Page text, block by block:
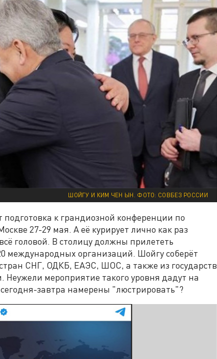
ШОЙГУ И КИМ ЧЕН ЫН. ФОТО: СОВБЕЗ РОССИИ
подготовка к грандиозной конференции по
27-29 мая. А её курирует лично как раз
головой. В столицу должны прилететь
международных организаций. Шойгу соберёт
СНГ, ОДКБ, ЕАЭС, ШОС, а также из государств
мероприятие такого уровня дадут на
сегодня-завтра намерены "люстрировать"?